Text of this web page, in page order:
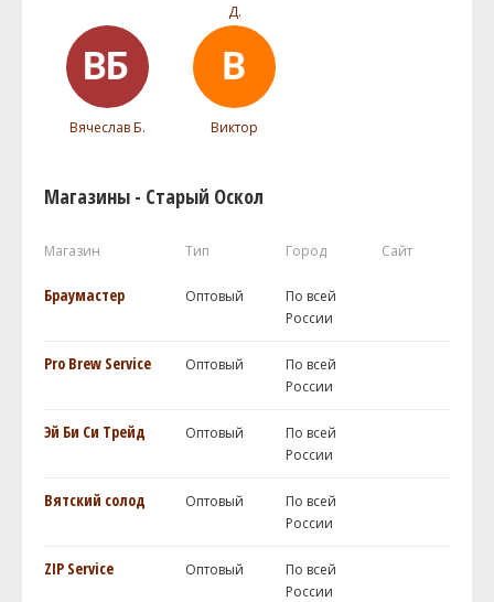
Д.
Вячеслав Б. Виктор
Магазины - Старый Оскол
Магазин Тип Город Сайт
Браумастер Оптовый
По всей
России
Pro Brew Service Оптовый
По всей
России
Эй Би Си Трейд Оптовый
По всей
России
Вятский солод Оптовый
По всей
России
ZIP Service Оптовый
По всей
России